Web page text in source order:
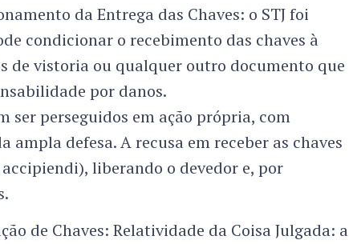
da Entrega das Chaves: o STJ foi
condicionar o recebimento das chaves à
de vistoria ou qualquer outro documento que
por danos.
ser perseguidos em ação própria, com
defesa. A recusa em receber as chaves
liberando o devedor e, por
de Chaves: Relatividade da Coisa Julgada: a